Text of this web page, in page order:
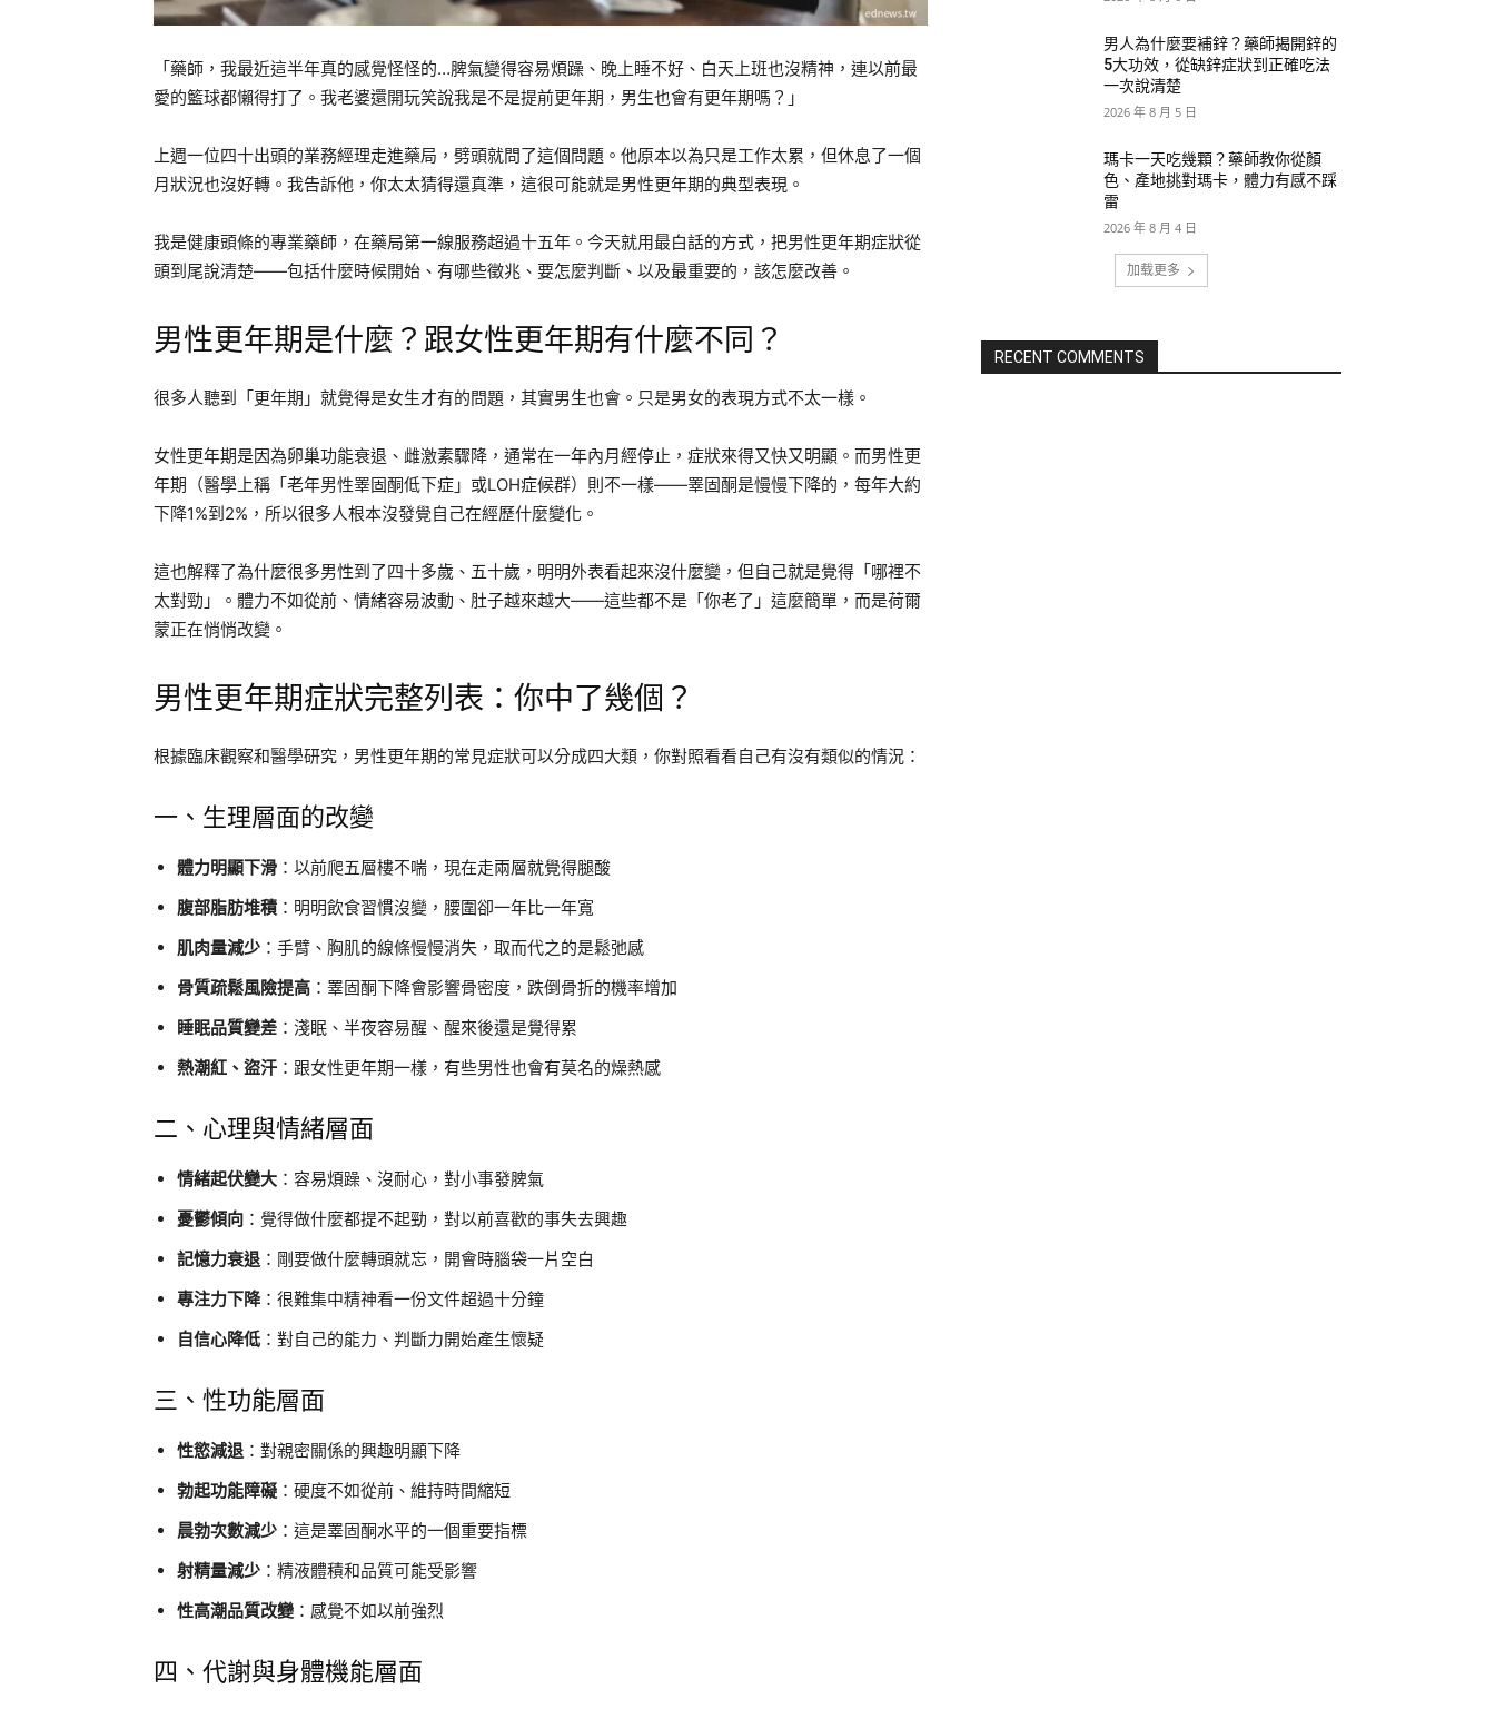
「藥師，我最近這半年真的感覺怪怪的…脾氣變得容易煩躁、晚上睡不好、白天上班也沒精神，連以前最
愛的籃球都懶得打了。我老婆還開玩笑說我是不是提前更年期，男生也會有更年期嗎？」
上週一位四十出頭的業務經理走進藥局，劈頭就問了這個問題。他原本以為只是工作太累，但休息了一個
月狀況也沒好轉。我告訴他，你太太猜得還真準，這很可能就是男性更年期的典型表現。
我是健康頭條的專業藥師，在藥局第一線服務超過十五年。今天就用最白話的方式，把男性更年期症狀從
頭到尾說清楚——包括什麼時候開始、有哪些徵兆、要怎麼判斷、以及最重要的，該怎麼改善。
男性更年期是什麼？跟女性更年期有什麼不同？
很多人聽到「更年期」就覺得是女生才有的問題，其實男生也會。只是男女的表現方式不太一樣。
女性更年期是因為卵巢功能衰退、雌激素驟降，通常在一年內月經停止，症狀來得又快又明顯。而男性更
年期（醫學上稱「老年男性睪固酮低下症」或LOH症候群）則不一樣——睪固酮是慢慢下降的，每年大約
下降1%到2%，所以很多人根本沒發覺自己在經歷什麼變化。
這也解釋了為什麼很多男性到了四十多歲、五十歲，明明外表看起來沒什麼變，但自己就是覺得「哪裡不
太對勁」。體力不如從前、情緒容易波動、肚子越來越大——這些都不是「你老了」這麼簡單，而是荷爾
蒙正在悄悄改變。
男性更年期症狀完整列表：你中了幾個？
根據臨床觀察和醫學研究，男性更年期的常見症狀可以分成四大類，你對照看看自己有沒有類似的情況：
一、生理層面的改變
體力明顯下滑 ：以前爬五層樓不喘，現在走兩層就覺得腿酸
腹部脂肪堆積 ：明明飲食習慣沒變，腰圍卻一年比一年寬
肌肉量減少 ：手臂、胸肌的線條慢慢消失，取而代之的是鬆弛感
骨質疏鬆風險提高 ：睪固酮下降會影響骨密度，跌倒骨折的機率增加
睡眠品質變差 ：淺眠、半夜容易醒、醒來後還是覺得累
熱潮紅、盜汗 ：跟女性更年期一樣，有些男性也會有莫名的燥熱感
二、心理與情緒層面
情緒起伏變大 ：容易煩躁、沒耐心，對小事發脾氣
憂鬱傾向 ：覺得做什麼都提不起勁，對以前喜歡的事失去興趣
記憶力衰退 ：剛要做什麼轉頭就忘，開會時腦袋一片空白
專注力下降：很難集中精神看一份文件超過十分鐘
自信心降低 ：對自己的能力、判斷力開始產生懷疑
三、性功能層面
性慾減退 ：對親密關係的興趣明顯下降
勃起功能障礙 ：硬度不如從前、維持時間縮短
晨勃次數減少 ：這是睪固酮水平的一個重要指標
射精量減少 ：精液體積和品質可能受影響
性高潮品質改變 ：感覺不如以前強烈
四、代謝與身體機能層面
男人為什麼要補鋅？藥師揭開鋅的
5大功效，從缺鋅症狀到正確吃法
一次說清楚
2026 年 8 月 5 日
瑪卡一天吃幾顆？藥師教你從顏
色、產地挑對瑪卡，體力有感不踩
雷
2026 年 8 月 4 日
加载更多
RECENT COMMENTS